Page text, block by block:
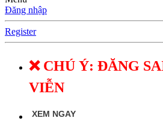
Đăng nhập
Register
❌ CHÚ Ý: ĐĂNG
VIỄN